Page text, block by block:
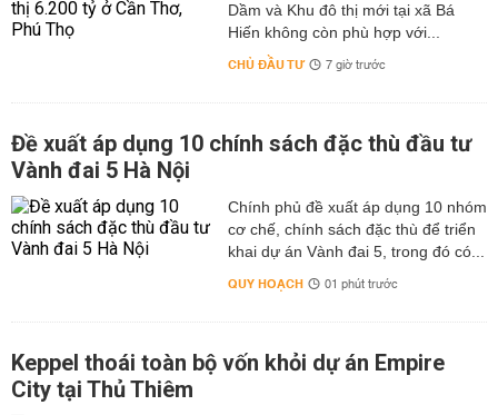
Dầm và Khu đô thị mới tại xã Bá
Hiến không còn phù hợp với...
CHỦ ĐẦU TƯ 7 giờ trước
Đề xuất áp dụng 10 chính sách đặc thù đầu tư
Vành đai 5 Hà Nội
Chính phủ đề xuất áp dụng 10 nhóm
cơ chế, chính sách đặc thù để triển
khai dự án Vành đai 5, trong đó có...
QUY HOẠCH 01 phút trước
Keppel thoái toàn bộ vốn khỏi dự án Empire
City tại Thủ Thiêm